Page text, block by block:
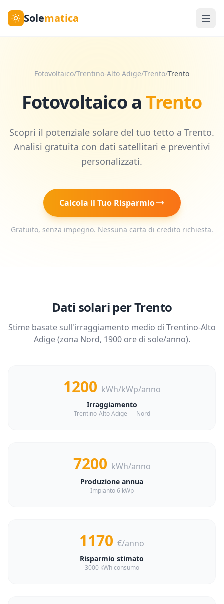
Solematica
Fotovoltaico/Trentino-Alto Adige/Trento/Trento
Fotovoltaico aTrento
Scopri il potenziale solare del tuo tetto a Trento.
Analisi gratuita con dati satellitari e preventivi
personalizzati.
Calcola il Tuo Risparmio
Gratuito, senza impegno. Nessuna carta di credito richiesta.
Dati solari perTrento
Stime basate sull'irraggiamento medio di Trentino-Alto
Adige(zona Nord, 1900ore di sole/anno).
1200 kWh/kWp/anno
Irraggiamento
Trentino-Alto Adige — Nord
7200 kWh/anno
Produzione annua
Impianto 6 kWp
1170 €/anno
Risparmio stimato
3000 kWh consumo